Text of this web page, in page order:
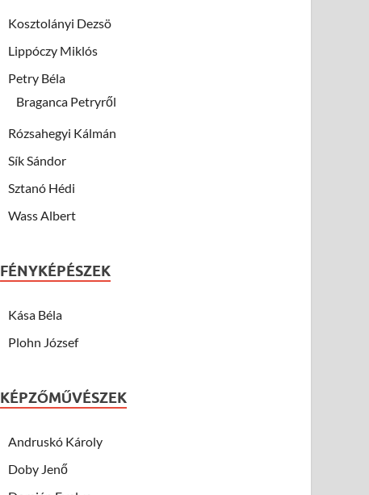
Kosztolányi Dezsö
Lippóczy Miklós
Petry Béla
Braganca Petryről
Rózsahegyi Kálmán
Sík Sándor
Sztanó Hédi
Wass Albert
FÉNYKÉPÉSZEK
Kása Béla
Plohn József
KÉPZŐMŰVÉSZEK
Andruskó Károly
Doby Jenő